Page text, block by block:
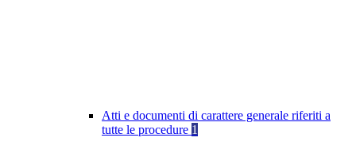
Atti e documenti di carattere generale riferiti a
tutte le procedure 1